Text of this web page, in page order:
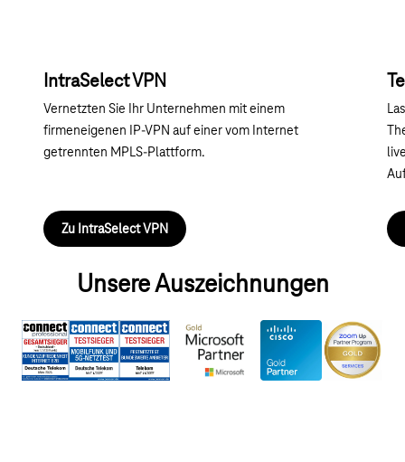
IntraSelect VPN
Vernetzten Sie Ihr Unternehmen mit einem
firmeneigenen IP‑VPN auf einer vom Internet
getrennten MPLS-Plattform.
Zu IntraSelect VPN
Unsere Auszeichnungen